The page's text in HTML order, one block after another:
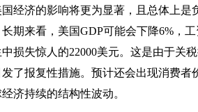
济的影响将更为显著，且总体上是
期来看，美国GDP可能会下降6%，
损失惊人的22000美元。这是由于关
了报复性措施。预计还会出现消费者
济持续的结构性波动。